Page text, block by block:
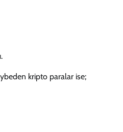
kripto paralar ise;